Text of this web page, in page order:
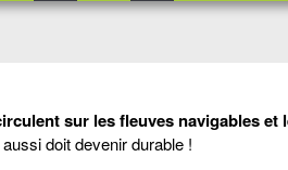
sur les fleuves navigables
doit devenir durable !